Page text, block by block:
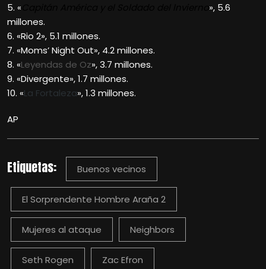
5. «
», 5.6
millones.
6. «Rio 2», 5.1 millones.
7. «Moms’ Night Out», 4.2 millones.
8. «Leyendas de Oz», 3.7 millones.
9. «Divergente», 1.7 millones.
10. «La Fortaleza», 1.3 millones.
AP
Etiquetas: Buenos vecinos
El Sorprendente Hombre Araña 2
Mujeres al ataque Neighbors
Seth Rogen Zac Efron